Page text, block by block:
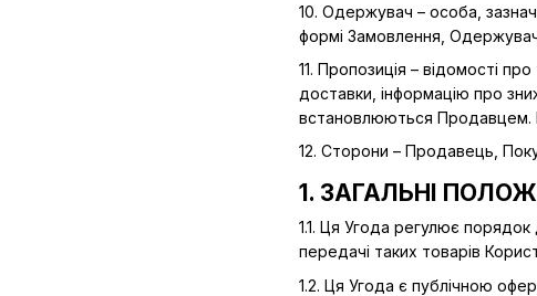
10. Одержувач – особа,
формі Замовлення,
11. Пропозиція – відомості
доставки, інформацію про
встановлюються Продавцем.
12. Сторони – Продавець,
1. ЗАГАЛЬНІ
1.1. Ця Угода регулює
передачі таких товарів
1.2. Ця Угода є публічною